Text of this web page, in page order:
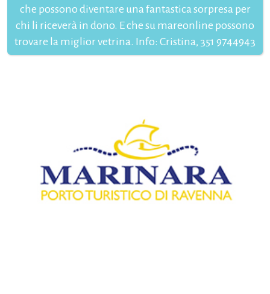
che possono diventare una fantastica sorpresa per
chi li riceverà in dono. E che su mareonline possono
trovare la miglior vetrina. Info: Cristina, 351 9744943